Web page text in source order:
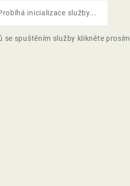
inicializace služby...
se spuštěním služby klikněte prosím